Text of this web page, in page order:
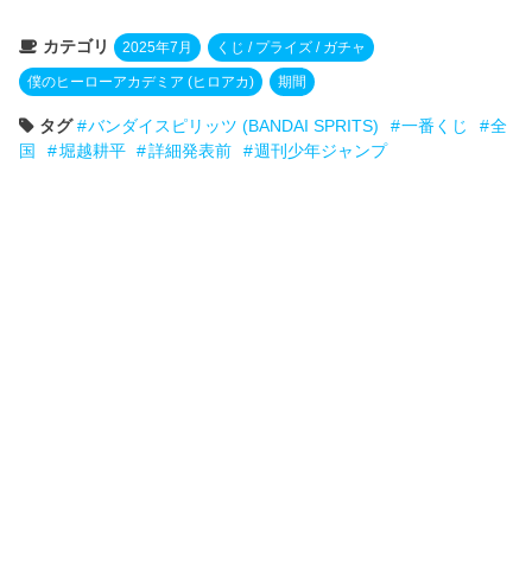
カテゴリ 2025年7月 くじ / プライズ / ガチャ
僕のヒーローアカデミア (ヒロアカ) 期間
タグ バンダイスピリッツ (BANDAI SPRITS) 一番くじ
全
国
堀越耕平 詳細発表前 週刊少年ジャンプ